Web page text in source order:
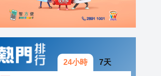
24小時 7天